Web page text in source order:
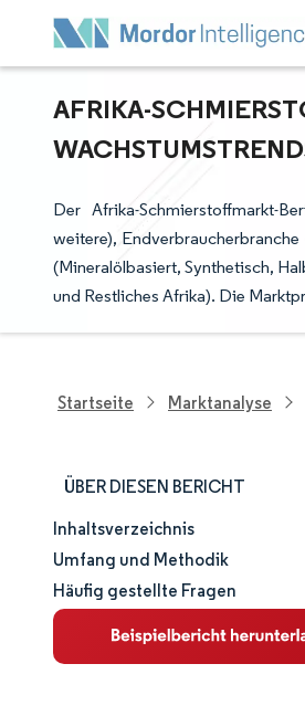
AFRIKA-
Der Afrika-Schmierstoffmarkt-
weitere),
(Mineralölbasiert, Synthetisch,
und Restliches Afrika). Die
Startseite Marktanalyse
ÜBER DIESEN BERICHT
Marktgröße und -anteil
Marktanalyse
Trends und Einblicke
Inhaltsverzeichnis
Umfang und Methodik
Häufig gestellte Fragen